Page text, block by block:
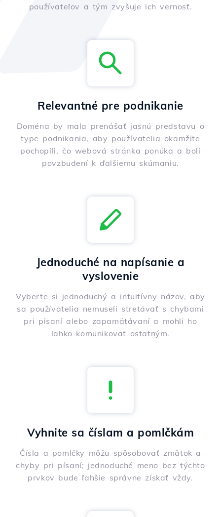
používateľov a tým zvyšuje ich vernosť.
Relevantné pre podnikanie
Doména by mala prenášať jasnú predstavu o
type podnikania, aby používatelia okamžite
pochopili, čo webová stránka ponúka a boli
povzbudení k ďalšiemu skúmaniu.
Jednoduché na napísanie a
vyslovenie
Vyberte si jednoduchý a intuitívny názov, aby
sa používatelia nemuseli stretávať s chybami
pri písaní alebo zapamätávaní a mohli ho
ľahko komunikovať ostatným.
Vyhnite sa číslam a pomlčkám
Čísla a pomlčky môžu spôsobovať zmätok a
chyby pri písaní; jednoduché meno bez týchto
prvkov bude ľahšie správne získať vždy.